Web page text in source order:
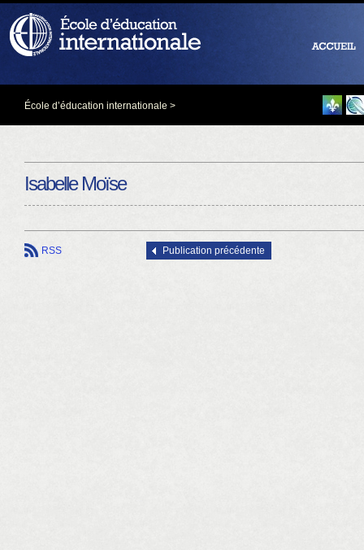
École d’éducation internationale >
Isabelle Moïse
RSS Publication précédente